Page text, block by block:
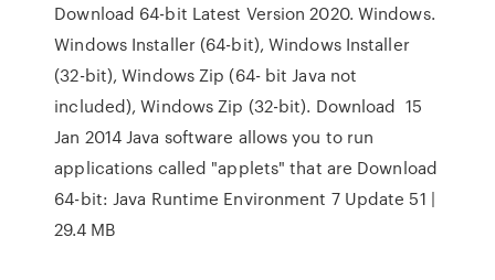
Download 64-bit Latest Version 2020. Windows.
Windows Installer (64-bit), Windows Installer
(32-bit), Windows Zip (64- bit Java not
included), Windows Zip (32-bit). Download 15
Jan 2014 Java software allows you to run
applications called "applets" that are Download
64-bit: Java Runtime Environment 7 Update 51 |
29.4 MB